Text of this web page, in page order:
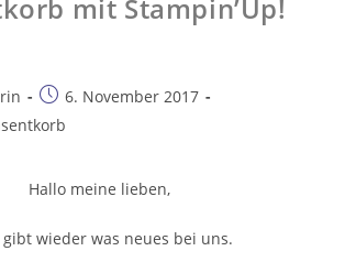
mit Stampin’Up!
6. November 2017
Hallo meine lieben,
gibt wieder was neues bei uns.